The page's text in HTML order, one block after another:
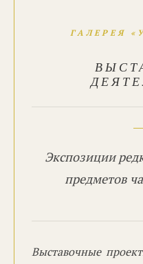
ГАЛЕРЕЯ
Экспозиции
предметов
Выставочные